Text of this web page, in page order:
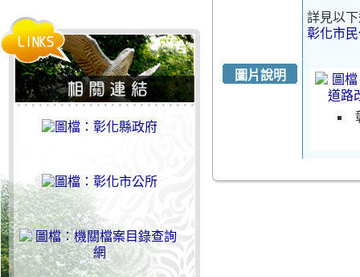
詳見以
彰化市
圖片說明